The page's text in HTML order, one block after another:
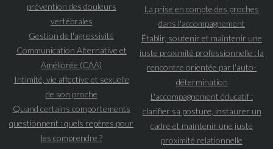
prévention des douleurs
vertébrales
Gestion de l'agressivité
Communication Alternative et
Améliorée (CAA)
Intimité, vie affective et sexuelle
de son proche
Quand certains comportements
questionnent : quels repères pour
les comprendre ?
La prise en compte des proches
dans l'accompagnement
Établir, soutenir et maintenir une
juste proximité professionnelle : la
rencontre orientée par l'auto-
détermination
L'accompagnement éducatif :
clarifier sa posture, instaurer un
cadre et maintenir une juste
proximité relationnelle